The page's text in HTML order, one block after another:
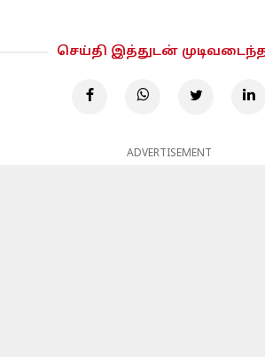
செய்தி இத்துடன்
ADVERTISEMENT